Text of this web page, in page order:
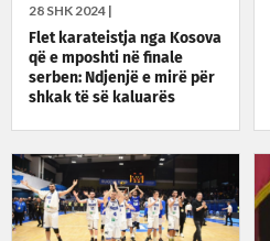
28 SHK 2024 |
Flet karateistja nga Kosova
që e mposhti në finale
serben: Ndjenjë e mirë për
shkak të së kaluarës